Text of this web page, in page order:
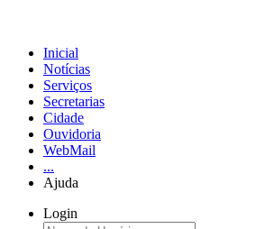
Inicial
Notícias
Serviços
Secretarias
Cidade
Ouvidoria
WebMail
...
Ajuda
Login